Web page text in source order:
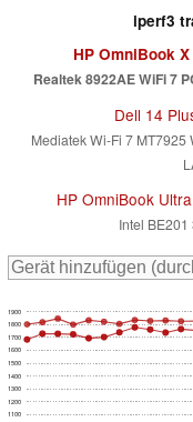
iperf3
HP OmniBook
Realtek 8922AE WiFi 7
Dell 14
Mediatek Wi-Fi 7 MT7925
HP OmniBook
Intel
1100
1200
1300
1400
1500
1600
1700
1800
1900